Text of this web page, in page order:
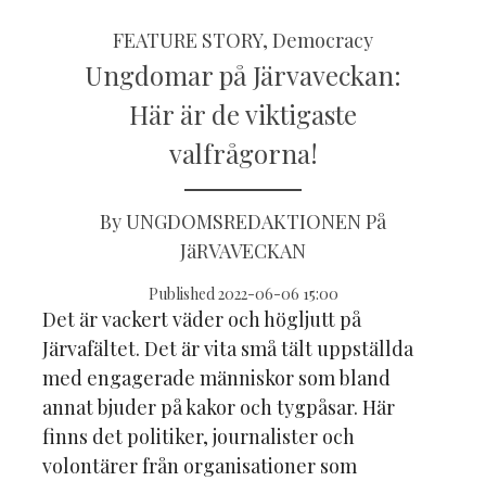
FEATURE STORY, Democracy
Ungdomar på Järvaveckan:
Här är de viktigaste
valfrågorna!
By UNGDOMSREDAKTIONEN På
JäRVAVECKAN
Published 2022-06-06 15:00
Det är vackert väder och högljutt på
Järvafältet. Det är vita små tält uppställda
med engagerade människor som bland
annat bjuder på kakor och tygpåsar. Här
finns det politiker, journalister och
volontärer från organisationer som